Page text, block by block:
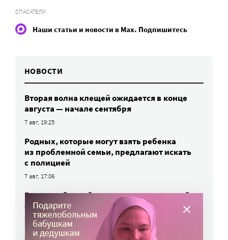
СПАСАТЕЛИ
Наши статьи и новости в Max. Подпишитесь
НОВОСТИ
Вторая волна клещей ожидается в конце
августа — начале сентября
7 авг, 19:25
Родных, которые могут взять ребенка
из проблемной семьи, предлагают искать
с полицией
7 авг, 17:06
Родителей детей-инвалидов просят пройти
опрос о трудоустройстве
7 авг, 15:34